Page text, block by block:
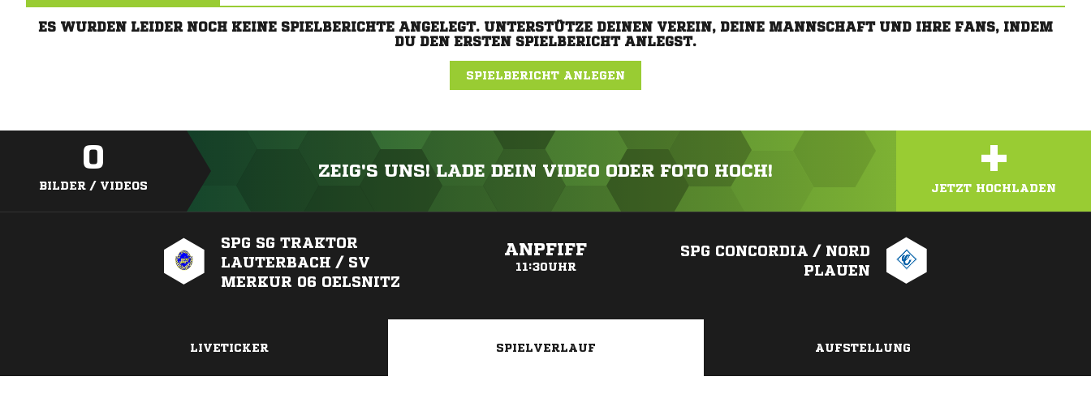
ES WURDEN LEIDER NOCH KEINE SPIELBERICHTE ANGELEGT. UNTERSTÜTZE DEINEN VEREIN, DEINE MANNSCHAFT UND IHRE FANS, INDEM
DU DEN ERSTEN SPIELBERICHT ANLEGST.
SPIELBERICHT ANLEGEN
0
BILDER / VIDEOS
ZEIG'S UNS! LADE DEIN VIDEO ODER FOTO HOCH! +
JETZT HOCHLADEN
SPG SG TRAKTOR
LAUTERBACH / SV
MERKUR 06 OELSNITZ
ANPFIFF
11:30UHR
SPG CONCORDIA / NORD
PLAUEN
LIVETICKER SPIELVERLAUF AUFSTELLUNG